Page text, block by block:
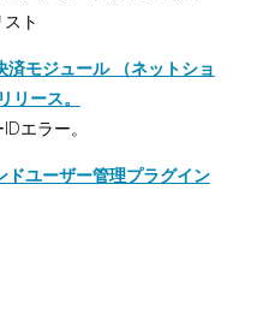
ト
済モジュール （ネットショ
リース。
エラー。
ドユーザー管理プラグイン